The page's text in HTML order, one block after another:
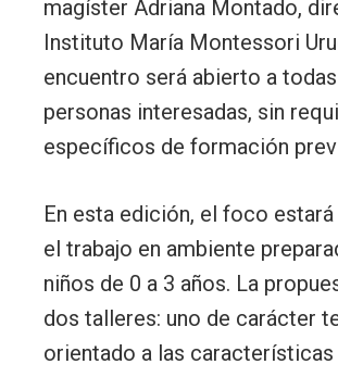
magíster Adriana Montado,
Instituto María Montessori
encuentro será abierto a
personas interesadas, sin
específicos de formación
En esta edición, el foco
el trabajo en ambiente
niños de 0 a 3 años. La
dos talleres: uno de carácter
orientado a las características